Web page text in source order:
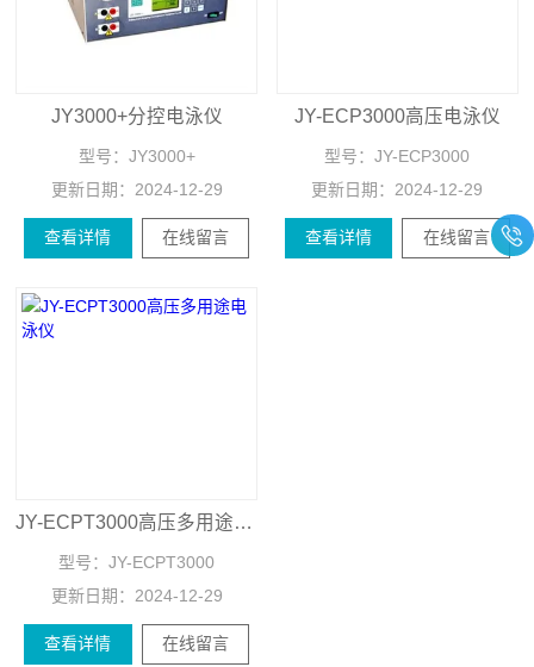
JY3000+分控电泳仪
型号： JY3000+
更新日期： 2024-12-29
查看详情 在线留言
JY-ECP3000高压电泳仪
型号：JY-ECP3000
更新日期： 2024-12-29
查看详情 在线留言
JY-ECPT3000高压多用途电泳仪
型号： JY-ECPT3000
更新日期： 2024-12-29
查看详情 在线留言